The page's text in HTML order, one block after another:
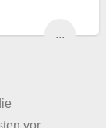
...
vor